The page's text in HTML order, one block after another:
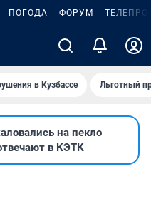
ПОГОДА ФОРУМ
в Кузбассе Льготный
на пекло
в КЭТК